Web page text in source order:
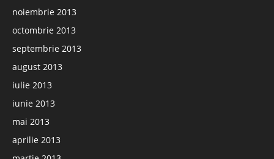
noiembrie 2013
octombrie 2013
septembrie 2013
august 2013
iulie 2013
iunie 2013
mai 2013
aprilie 2013